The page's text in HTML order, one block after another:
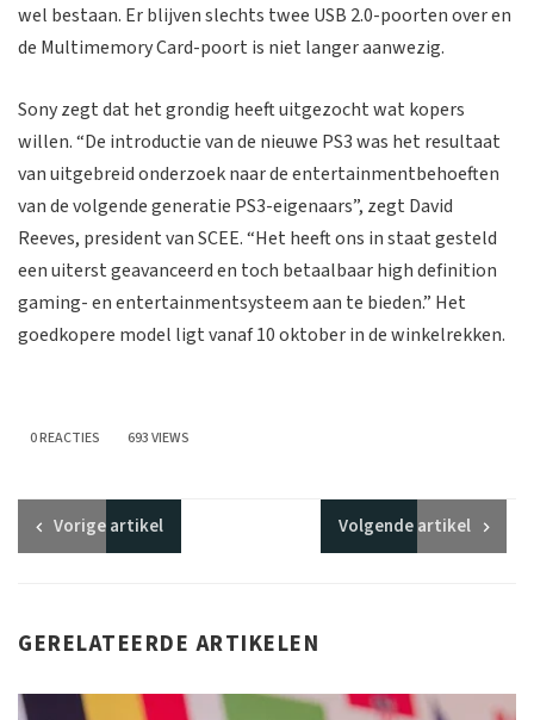
wel bestaan. Er blijven slechts twee USB 2.0-poorten over en
de Multimemory Card-poort is niet langer aanwezig.
Sony zegt dat het grondig heeft uitgezocht wat kopers
willen. “De introductie van de nieuwe PS3 was het resultaat
van uitgebreid onderzoek naar de entertainmentbehoeften
van de volgende generatie PS3-eigenaars”, zegt David
Reeves, president van SCEE. “Het heeft ons in staat gesteld
een uiterst geavanceerd en toch betaalbaar high definition
gaming- en entertainmentsysteem aan te bieden.” Het
goedkopere model ligt vanaf 10 oktober in de winkelrekken.
0 REACTIES 693 VIEWS
Vorigeartikel Volgendeartikel
GERELATEERDE ARTIKELEN